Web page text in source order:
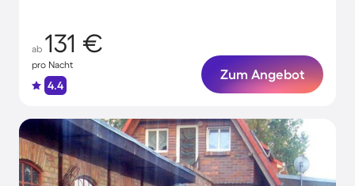
ab 131 €
pro Nacht
4.4
Zum Angebot